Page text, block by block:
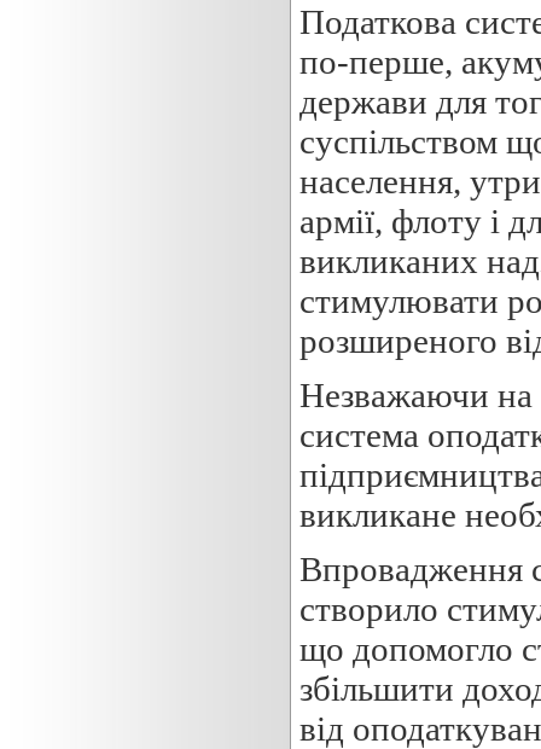
Податкова
по-перше,
держави для
суспільством
населення,
армії, флоту і
викликаних
стимулювати
розширеного
Незважаючи на
система
викликане
Впровадження
створило
що допомогло
збільшити
від